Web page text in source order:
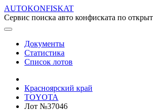
AUTOKONFISKAT
Сервис поиска авто конфиската по
Документы
Статистика
Список лотов
Красноярский край
TOYOTA
Лот №37046